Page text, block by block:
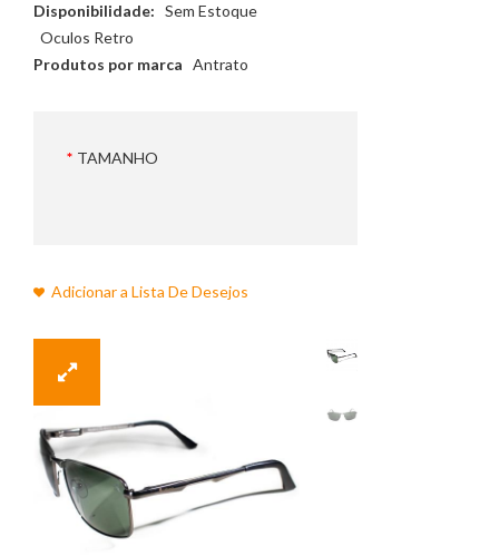
Disponibilidade: Sem Estoque
Oculos Retro
Produtos por marca Antrato
TAMANHO
Adicionar a Lista De Desejos